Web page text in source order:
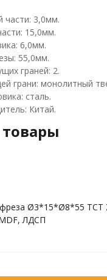
части: 3,0мм.
15,0мм.
6,0мм.
55,0мм.
граней: 2.
грани: монолитный
сталь.
Китай.
Ø3*15*Ø8*55 TCT
ЛДСП